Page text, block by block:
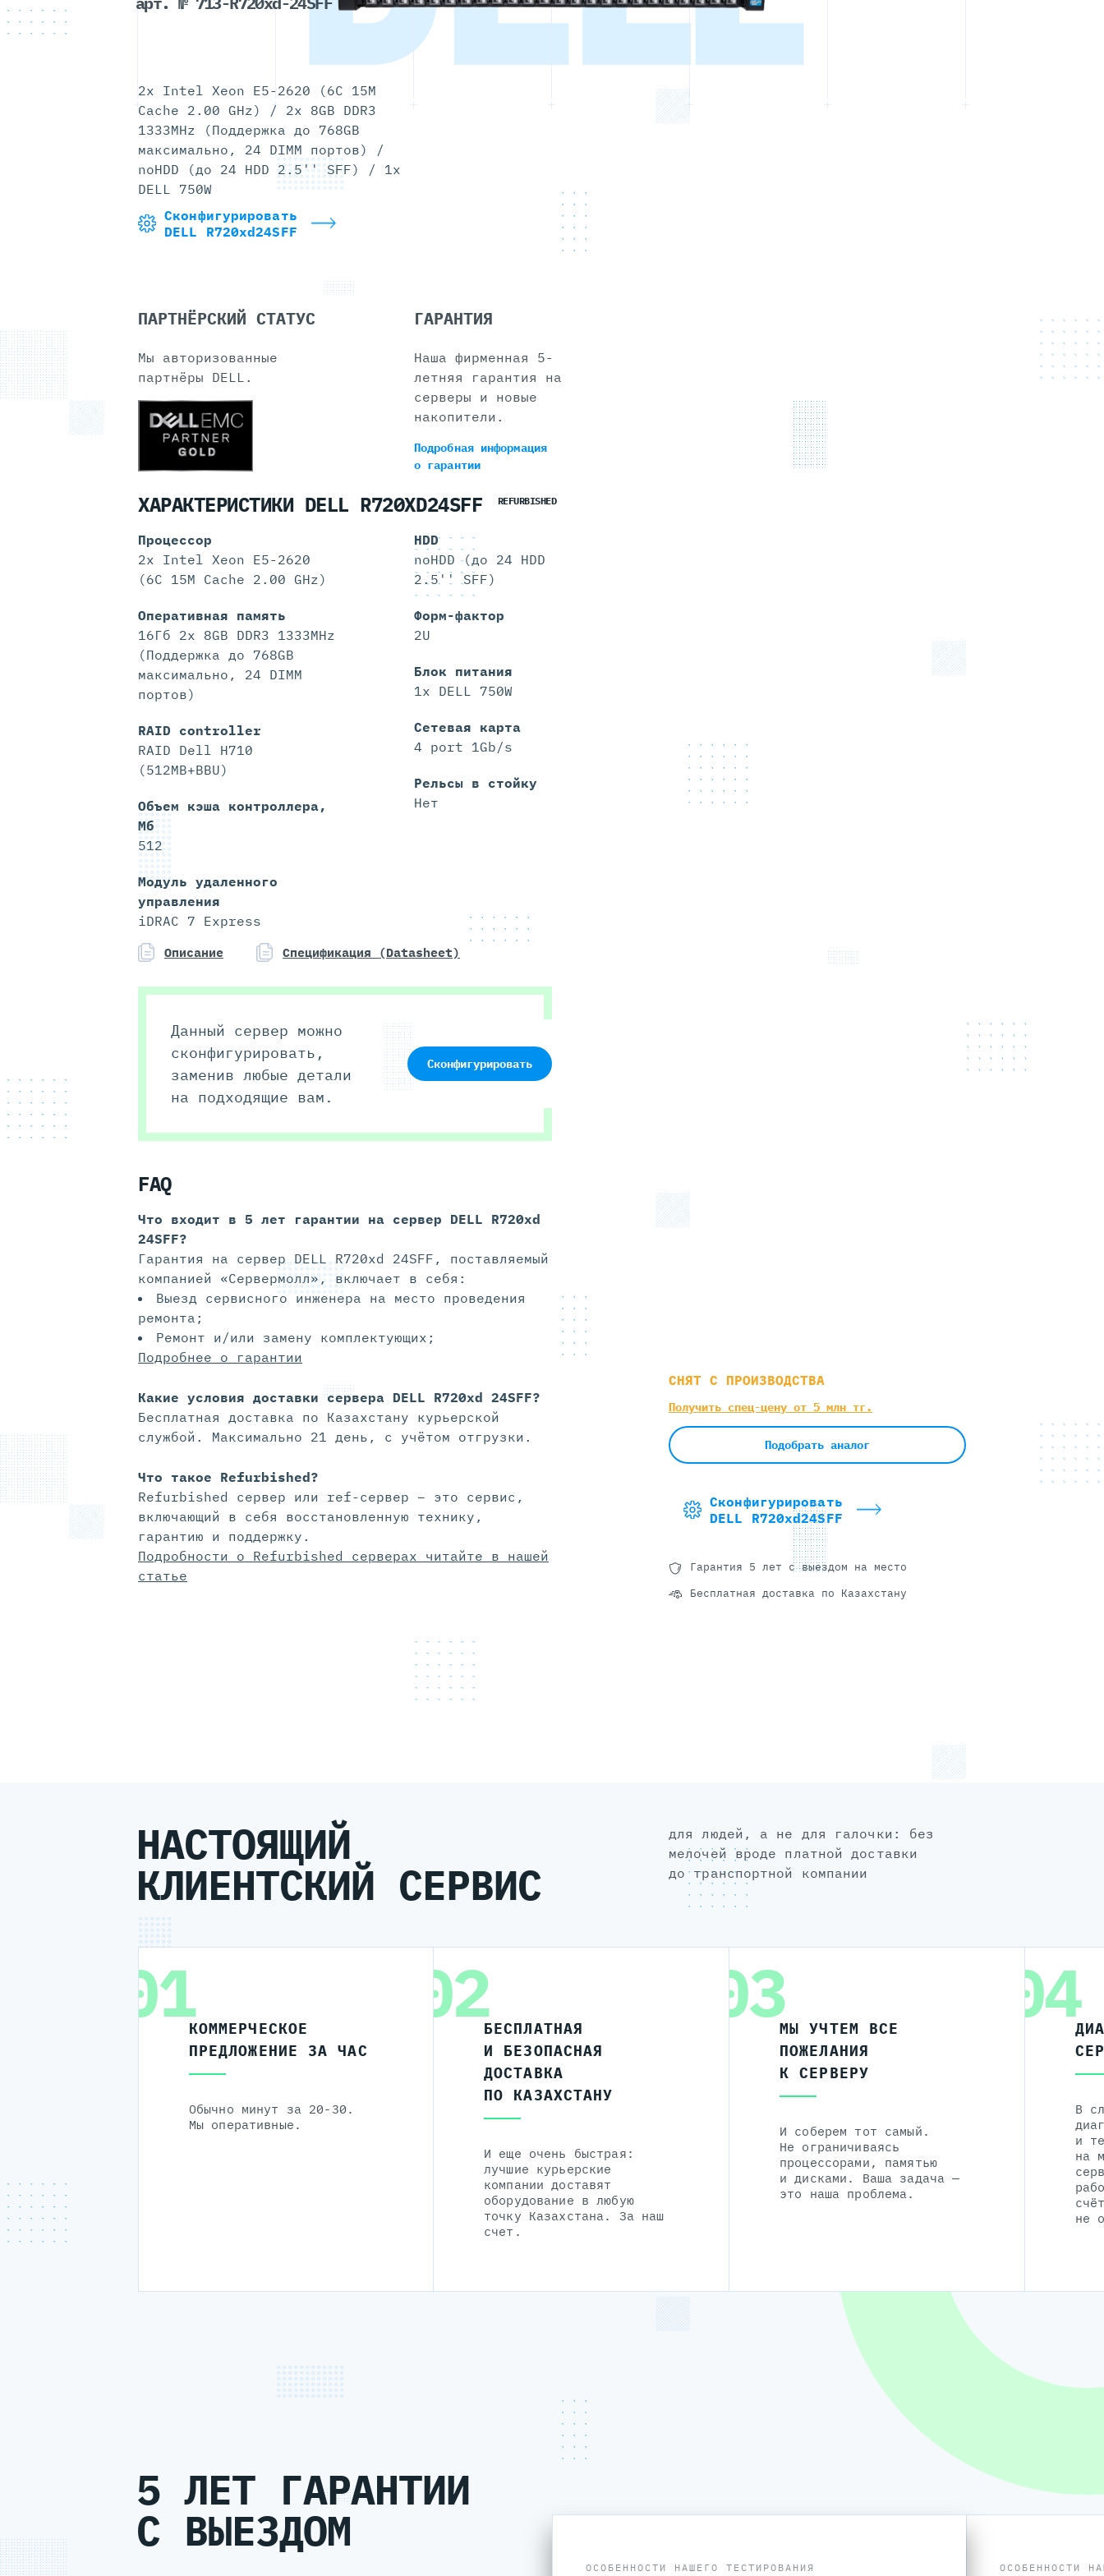
СНЯТ С ПРОИЗВОДСТВА
Получить спец-цену от 5 млн тг.
Подобрать аналог
Сконфигурировать
DELL R720xd24SFF
Гарантия 5 лет с выездом на место
Бесплатная доставка по Казахстану
2x Intel Xeon E5-2620 (6C 15M
Cache 2.00 GHz) / 2x 8GB DDR3
1333MHz (Поддержка до 768GB
максимально, 24 DIMM портов) /
noHDD (до 24 HDD 2.5'' SFF) / 1x
DELL 750W
Сконфигурировать
DELL R720xd24SFF
ПАРТНЁРСКИЙ СТАТУС
Мы авторизованные
партнёры DELL.
ГАРАНТИЯ
Наша фирменная 5-
летняя гарантия на
серверы и новые
накопители.
Подробная информация
о гарантии
ХАРАКТЕРИСТИКИ DELL R720XD24SFF REFURBISHED
Процессор
2x Intel Xeon E5-2620
(6C 15M Cache 2.00 GHz)
Оперативная память
16Гб 2x 8GB DDR3 1333MHz
(Поддержка до 768GB
максимально, 24 DIMM
портов)
RAID controller
RAID Dell H710
(512MB+BBU)
Объем кэша контроллера,
Мб
512
Модуль удаленного
управления
iDRAC 7 Express
HDD
noHDD (до 24 HDD
2.5'' SFF)
Форм-фактор
2U
Блок питания
1x DELL 750W
Сетевая карта
4 port 1Gb/s
Рельсы в стойку
Нет
Описание Спецификация (Datasheet)
Данный сервер можно
сконфигурировать,
заменив любые детали
на подходящие вам.
Сконфигурировать
FAQ
Что входит в 5 лет гарантии на сервер DELL R720xd
24SFF?
Гарантия на сервер DELL R720xd 24SFF, поставляемый
компанией «Сервермолл», включает в себя:
Выезд сервисного инженера на место проведения
ремонта;
Ремонт и/или замену комплектующих;
Подробнее о гарантии
Какие условия доставки сервера DELL R720xd 24SFF?
Бесплатная доставка по Казахстану курьерской
службой. Максимально 21 день, с учётом отгрузки.
Что такое Refurbished?
Refurbished сервер или ref-сервер – это сервис,
включающий в себя восстановленную технику,
гарантию и поддержку.
Подробности о Refurbished серверах читайте в нашей
статье
НАСТОЯЩИЙ
КЛИЕНТСКИЙ СЕРВИС
для людей, а не для галочки: без
мелочей вроде платной доставки
до транспортной компании
01КОММЕРЧЕСКОЕ
ПРЕДЛОЖЕНИЕ ЗА ЧАС
Обычно минут за 20-30.
Мы оперативные.
02БЕСПЛАТНАЯ
И БЕЗОПАСНАЯ
ДОСТАВКА
ПО КАЗАХСТАНУ
И еще очень быстрая:
лучшие курьерские
компании доставят
оборудование в любую
точку Казахстана. За наш
счет.
03МЫ УЧТЕМ ВСЕ
ПОЖЕЛАНИЯ
К СЕРВЕРУ
И соберем тот самый.
Не ограничиваясь
процессорами, памятью
и дисками. Ваша задача —
это наша проблема.
04
В
и
на
не
5 ЛЕТ ГАРАНТИИ
С ВЫЕЗДОМ
ОСОБЕННОСТИ НАШЕГО ТЕСТИРОВАНИЯ ОСОБЕННОСТИ